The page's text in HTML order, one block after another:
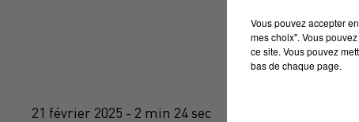
21 février 2025 - 2 min 24 sec
Vous pouvez accepter
mes choix". Vous
ce site. Vous pouvez
bas de chaque page.